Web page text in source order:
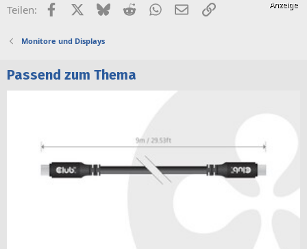
Teilen: FacebookX (Twitter)
BlueskyRedditWhatsApp
E-MailLink
Monitore und Displays
Passend zum Thema